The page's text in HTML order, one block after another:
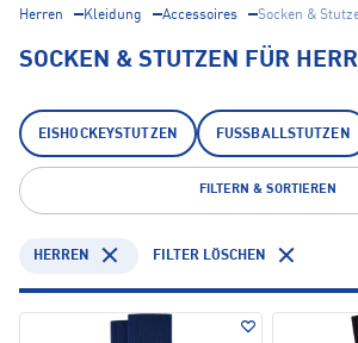
Herren Kleidung Accessoires Socken &
SOCKEN & STUTZEN FÜR
EISHOCKEYSTUTZEN FUSSBALLSTUTZEN
FILTERN & SORTIEREN
HERREN FILTER LÖSCHEN